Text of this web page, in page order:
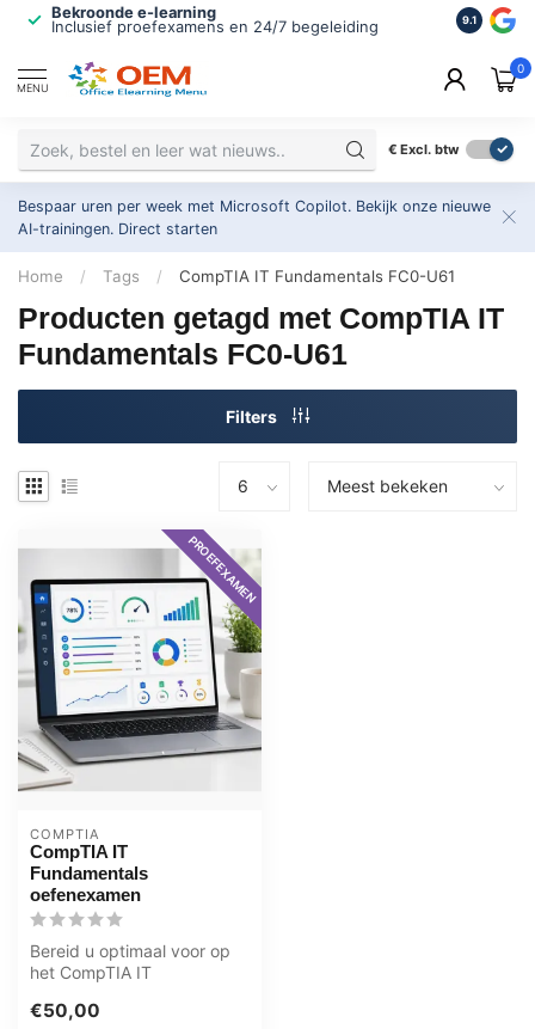
Bekroonde e-learning
Inclusief proefexamens en 24/7 begeleiding
ISO
2.500+
9.1
MENU
0
€ Excl. btw
Bespaar uren per week met Microsoft Copilot. Bekijk onze nieuwe
AI-trainingen. Direct starten
Home / Tags / CompTIA IT Fundamentals FC0-U61
Producten getagd met CompTIA IT
Fundamentals FC0-U61
Filters
PROEFEXAMEN
COMPTIA
CompTIA IT
Fundamentals
oefenexamen
Bereid u optimaal voor op
het CompTIA IT
het GMetrix oef...
€50,00